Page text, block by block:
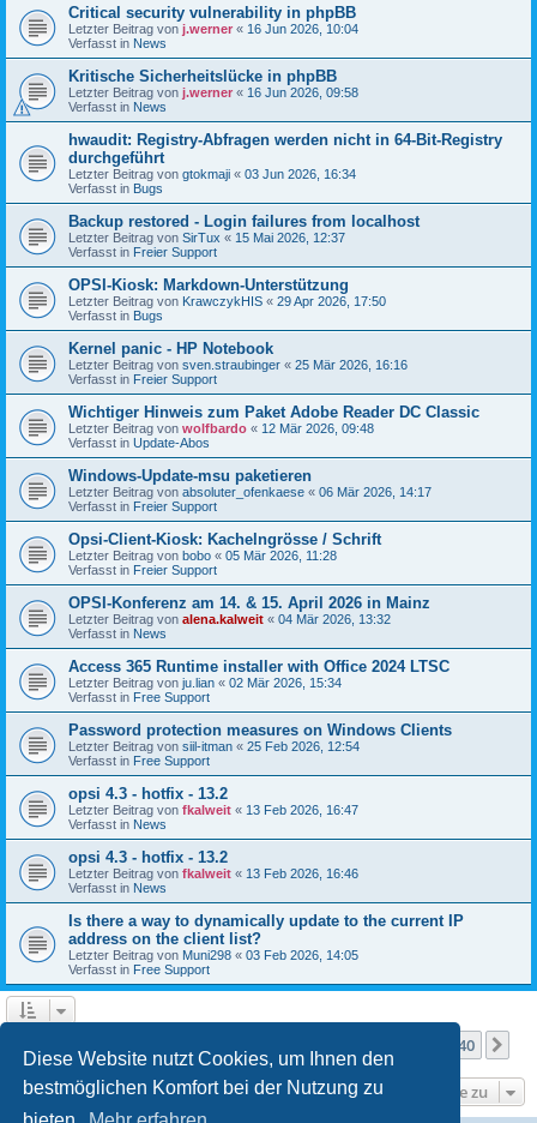
Diese Website nutzt Cookies, um Ihnen den
bestmöglichen Komfort bei der Nutzung zu
Critical security vulnerability in phpBB
Letzter Beitrag von j.werner « 16 Jun 2026, 10:04
Verfasst in News
Kritische Sicherheitslücke in phpBB
Letzter Beitrag von j.werner « 16 Jun 2026, 09:58
Verfasst in News
hwaudit: Registry-Abfragen werden nicht in 64-Bit-Registry
durchgeführt
Letzter Beitrag von gtokmaji « 03 Jun 2026, 16:34
Verfasst in Bugs
Backup restored - Login failures from localhost
Letzter Beitrag von SirTux « 15 Mai 2026, 12:37
Verfasst in Freier Support
OPSI-Kiosk: Markdown-Unterstützung
Letzter Beitrag von KrawczykHIS « 29 Apr 2026, 17:50
Verfasst in Bugs
Kernel panic - HP Notebook
Letzter Beitrag von sven.straubinger « 25 Mär 2026, 16:16
Verfasst in Freier Support
Wichtiger Hinweis zum Paket Adobe Reader DC Classic
Letzter Beitrag von wolfbardo « 12 Mär 2026, 09:48
Verfasst in Update-Abos
Windows-Update-msu paketieren
Letzter Beitrag von absoluter_ofenkaese « 06 Mär 2026, 14:17
Verfasst in Freier Support
Opsi-Client-Kiosk: Kachelngrösse / Schrift
Letzter Beitrag von bobo « 05 Mär 2026, 11:28
Verfasst in Freier Support
OPSI-Konferenz am 14. & 15. April 2026 in Mainz
Letzter Beitrag von alena.kalweit « 04 Mär 2026, 13:32
Verfasst in News
Access 365 Runtime installer with Office 2024 LTSC
Letzter Beitrag von ju.lian « 02 Mär 2026, 15:34
Verfasst in Free Support
Password protection measures on Windows Clients
Letzter Beitrag von siil-itman « 25 Feb 2026, 12:54
Verfasst in Free Support
opsi 4.3 - hotfix - 13.2
Letzter Beitrag von fkalweit « 13 Feb 2026, 16:47
Verfasst in News
opsi 4.3 - hotfix - 13.2
Letzter Beitrag von fkalweit « 13 Feb 2026, 16:46
Verfasst in News
Is there a way to dynamically update to the current IP
address on the client list?
Letzter Beitrag von Muni298 « 03 Feb 2026, 14:05
Verfasst in Free Support
40
Gehe zu